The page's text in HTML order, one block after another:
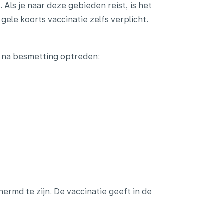
je naar deze gebieden reist, is het
koorts vaccinatie zelfs verplicht.
besmetting optreden:
te zijn. De vaccinatie geeft in de